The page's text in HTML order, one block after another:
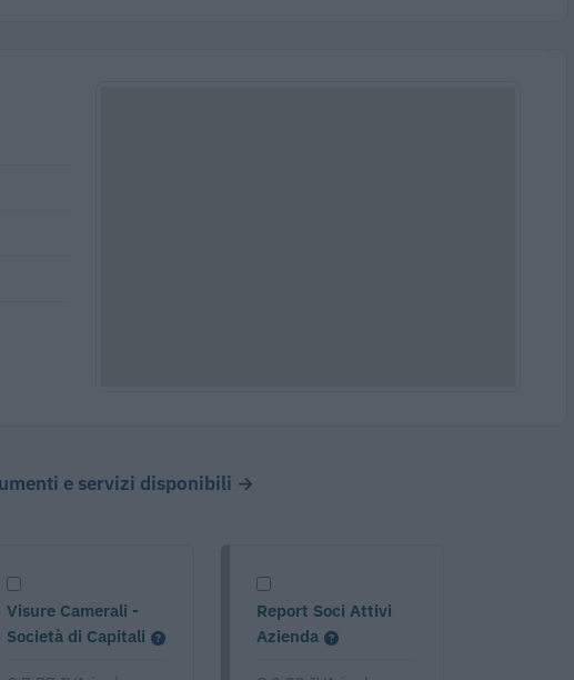
e servizi disponibili →
Visure Camerali -
Società di Capitali
Report Soci Attivi
Azienda